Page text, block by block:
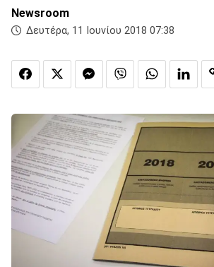
Newsroom
Δευτέρα, 11 Ιουνίου 2018 07:38